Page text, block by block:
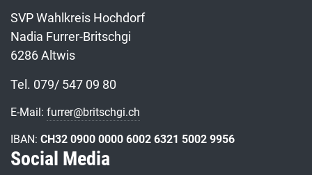
SVP Wahlkreis Hochdorf
Nadia Furrer-Britschgi
6286 Altwis
Tel. 079/ 547 09 80
E-Mail: furrer@britschgi.ch
IBAN: CH32 0900 0000 6002 6321 5002 9956
Social Media